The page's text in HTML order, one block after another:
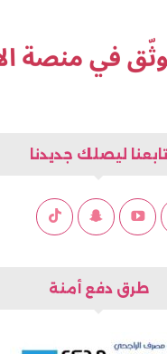
تابعنا ليصلك جديدنا
طرق دفع أمنة